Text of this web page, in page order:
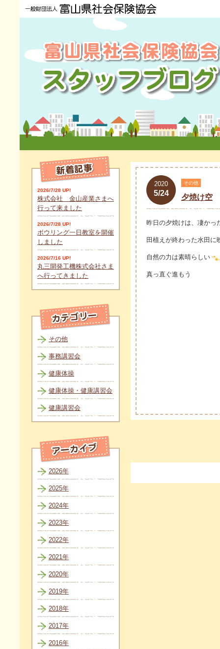
2020
5/24
その他
夕焼け空
昨日の夕焼けは、凄かっ
田植えが終わった水田に
自然の力は素晴らしい
真っ直ぐ進もう
2026/7/28 UP!
株式会社 金山産業さまへ
行って来ました
2026/7/28 UP!
ボウリング一日教室を開催
しました
2026/7/16 UP!
丸三開発工機株式会社さま
へ行ってきました
その他
事務講習会
健康体操
健康体操・健康講習会
健康講習会
2026年
2025年
2024年
2023年
2022年
2021年
2020年
2019年
2018年
2017年
2016年